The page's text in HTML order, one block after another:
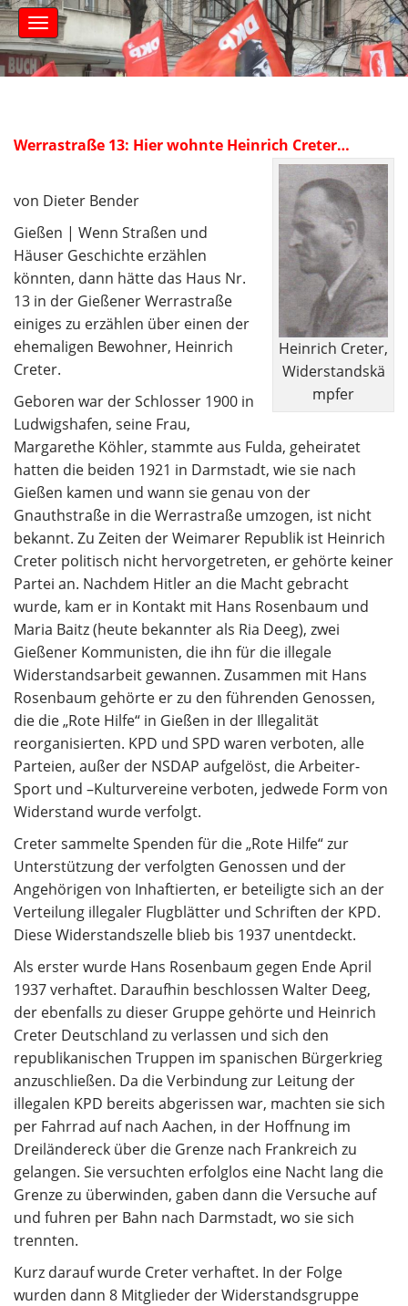
M
a
i
n
u
S
k
i
p
o
n
t
Werrastraße 13: Hier wohnte Heinrich Creter…
Heinrich Creter,
Widerstandskä
mpfer
von Dieter Bender
Gießen | Wenn Straßen und
Häuser Geschichte erzählen
könnten, dann hätte das Haus Nr.
13 in der Gießener Werrastraße
einiges zu erzählen über einen der
ehemaligen Bewohner, Heinrich
Creter.
Geboren war der Schlosser 1900 in
Ludwigshafen, seine Frau,
Margarethe Köhler, stammte aus Fulda, geheiratet
hatten die beiden 1921 in Darmstadt, wie sie nach
Gießen kamen und wann sie genau von der
Gnauthstraße in die Werrastraße umzogen, ist nicht
bekannt. Zu Zeiten der Weimarer Republik ist Heinrich
Creter politisch nicht hervorgetreten, er gehörte keiner
Partei an. Nachdem Hitler an die Macht gebracht
wurde, kam er in Kontakt mit Hans Rosenbaum und
Maria Baitz (heute bekannter als Ria Deeg), zwei
Gießener Kommunisten, die ihn für die illegale
Widerstandsarbeit gewannen. Zusammen mit Hans
Rosenbaum gehörte er zu den führenden Genossen,
die die „Rote Hilfe“ in Gießen in der Illegalität
reorganisierten. KPD und SPD waren verboten, alle
Parteien, außer der NSDAP aufgelöst, die Arbeiter-
Sport und –Kulturvereine verboten, jedwede Form von
Widerstand wurde verfolgt.
Creter sammelte Spenden für die „Rote Hilfe“ zur
Unterstützung der verfolgten Genossen und der
Angehörigen von Inhaftierten, er beteiligte sich an der
Verteilung illegaler Flugblätter und Schriften der KPD.
Diese Widerstandszelle blieb bis 1937 unentdeckt.
Als erster wurde Hans Rosenbaum gegen Ende April
1937 verhaftet. Daraufhin beschlossen Walter Deeg,
der ebenfalls zu dieser Gruppe gehörte und Heinrich
Creter Deutschland zu verlassen und sich den
republikanischen Truppen im spanischen Bürgerkrieg
anzuschließen. Da die Verbindung zur Leitung der
illegalen KPD bereits abgerissen war, machten sie sich
per Fahrrad auf nach Aachen, in der Hoffnung im
Dreiländereck über die Grenze nach Frankreich zu
gelangen. Sie versuchten erfolglos eine Nacht lang die
Grenze zu überwinden, gaben dann die Versuche auf
und fuhren per Bahn nach Darmstadt, wo sie sich
trennten.
Kurz darauf wurde Creter verhaftet. In der Folge
wurden dann 8 Mitglieder der Widerstandsgruppe